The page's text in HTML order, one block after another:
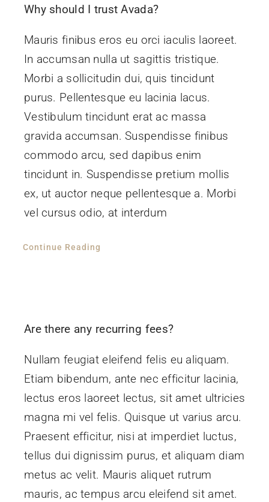
Photos
Why should I trust Avada?
Mauris finibus eros eu orci iaculis laoreet.
In accumsan nulla ut sagittis tristique.
Morbi a sollicitudin dui, quis tincidunt
purus. Pellentesque eu lacinia lacus.
Vestibulum tincidunt erat ac massa
gravida accumsan. Suspendisse finibus
commodo arcu, sed dapibus enim
tincidunt in. Suspendisse pretium mollis
ex, ut auctor neque pellentesque a. Morbi
vel cursus odio, at interdum
Continue Reading
Are there any recurring fees?
Nullam feugiat eleifend felis eu aliquam.
Etiam bibendum, ante nec efficitur lacinia,
lectus eros laoreet lectus, sit amet ultricies
magna mi vel felis. Quisque ut varius arcu.
Praesent efficitur, nisi at imperdiet luctus,
tellus dui dignissim purus, et aliquam diam
metus ac velit. Mauris aliquet rutrum
mauris, ac tempus arcu eleifend sit amet.